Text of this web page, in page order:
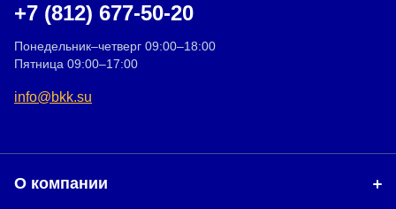
+7 (812) 677-50-20
Понедельник–четверг 09:00–18:00
Пятница 09:00–17:00
info@bkk.su
О компании